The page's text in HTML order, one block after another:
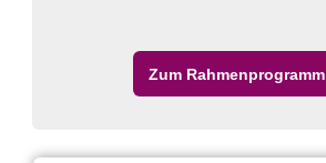
Zum Rahmenprogramm